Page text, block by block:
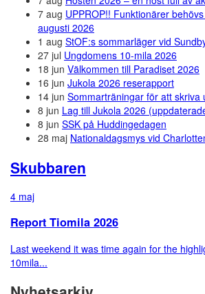
7 aug UPPROP!! Funktionärer
augusti 2026
1 aug StOF:s sommarläger vid
27 jul Ungdomens 10-mila 2026
18 jun Välkommen till Paradiset 2026
16 jun Jukola 2026 reserapport
14 jun Sommarträningar för att skriva
8 jun Lag till Jukola 2026
8 jun SSK på Huddingedagen
28 maj Nationaldagsmys vid
Skubbaren
4 maj
Report Tiomila 2026
Last weekend it was time again for the
10mila...